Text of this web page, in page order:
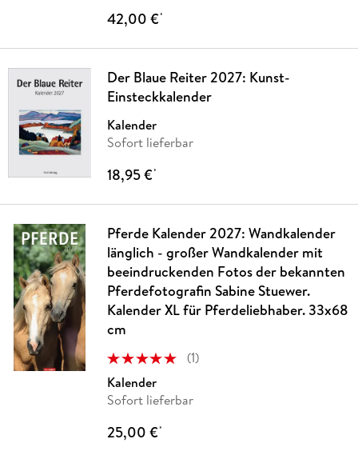
42,00 €*
Der Blaue Reiter 2027: Kunst-
Einsteckkalender
Kalender
Sofort lieferbar
18,95 €*
Pferde Kalender 2027: Wandkalender
länglich - großer Wandkalender mit
beeindruckenden Fotos der bekannten
Pferdefotografin Sabine Stuewer.
Kalender XL für Pferdeliebhaber. 33x68
cm
(1)
Kalender
Sofort lieferbar
25,00 €*